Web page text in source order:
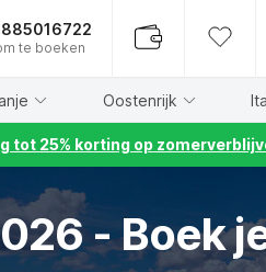
885016722
te boeken
Oostenrijk
tot 25% korting op
- Boek